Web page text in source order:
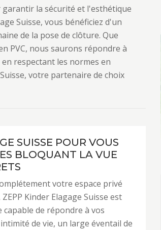
la sécurité et l'esthétique
Suisse, vous bénéficiez d'un
de la pose de clôture. Que
PVC, nous saurons répondre à
respectant les normes en
votre partenaire de choix
SUISSE POUR VOUS
BLOQUANT LA VUE
votre espace privé
Kinder Elagage Suisse est
de répondre à vos
de vie, un large éventail de